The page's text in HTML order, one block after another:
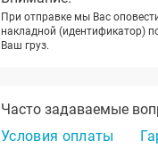
При отправке мы Вас
накладной (идентификатор)
Ваш груз.
Часто задаваемые
Условия оплаты